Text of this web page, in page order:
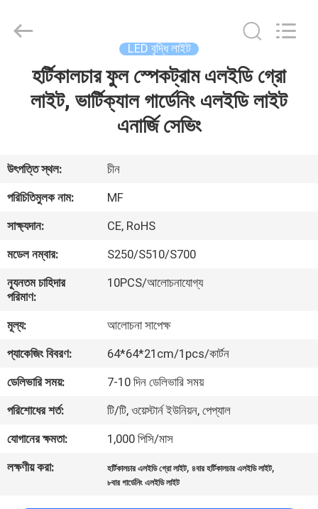
ভিডিও
সম্পর্কে
কারখানা
মান
নিয়ন্ত্রণ
করুন
Lighting
Co.,Ltd..
LED বৃদ্ধি লাইট
হর্টিকালচার ফুল স্পেকট্রাম এলইডি গ্রো
লাইট, ভার্টিক্যাল গার্ডেনিং এলইডি লাইট
এনার্জি সেভিং
উৎপত্তি স্থল:
চীন
পরিচিতিমুলক নাম:
MF
সাক্ষ্যদান:
CE, RoHS
মডেল নম্বার:
S250/S510/S700
ন্যূনতম চাহিদার
পরিমাণ:
10PCS/আলোচনাযোগ্য
মূল্য:
আলোচনা সাপেক্ষ
প্যাকেজিং বিবরণ:
64*64*21cm/1pcs/কার্টন
ডেলিভারি সময়:
7-10 দিন ডেলিভারি সময়
পরিশোধের শর্ত:
টি/টি, ওয়েস্টার্ন ইউনিয়ন, পেপ্যাল
যোগানের ক্ষমতা:
1,000 পিসি/মাস
লক্ষণীয় করা:
হর্টিকালচার এলইডি গ্রো লাইট,৪বার হর্টিকালচার এলইডি লাইট,
৮বার গার্ডেনিং এলইডি লাইট